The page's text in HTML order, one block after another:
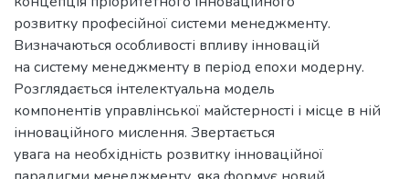
розвитку професійної системи менеджменту.
Визначаються особливості впливу інновацій
на систему менеджменту в період епохи модерну.
Розглядається інтелектуальна модель
компонентів управлінської майстерності і місце в ній
інноваційного мислення. Звертається
увага на необхідність розвитку інноваційної